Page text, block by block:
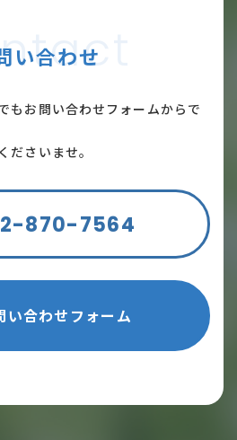
い合わせ
もお問い合わせフォームからで
ださいませ。
870-7564
い合わせフォーム